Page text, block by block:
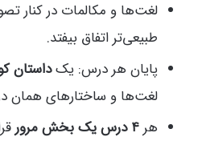
لغت‌ها و مکالمات در کنار
طبیعی‌تر اتفاق بیفتد.
پایان هر درس: یکداستان
لغت‌ها و ساختارهای همان
هر۴ درس یک بخش مرور